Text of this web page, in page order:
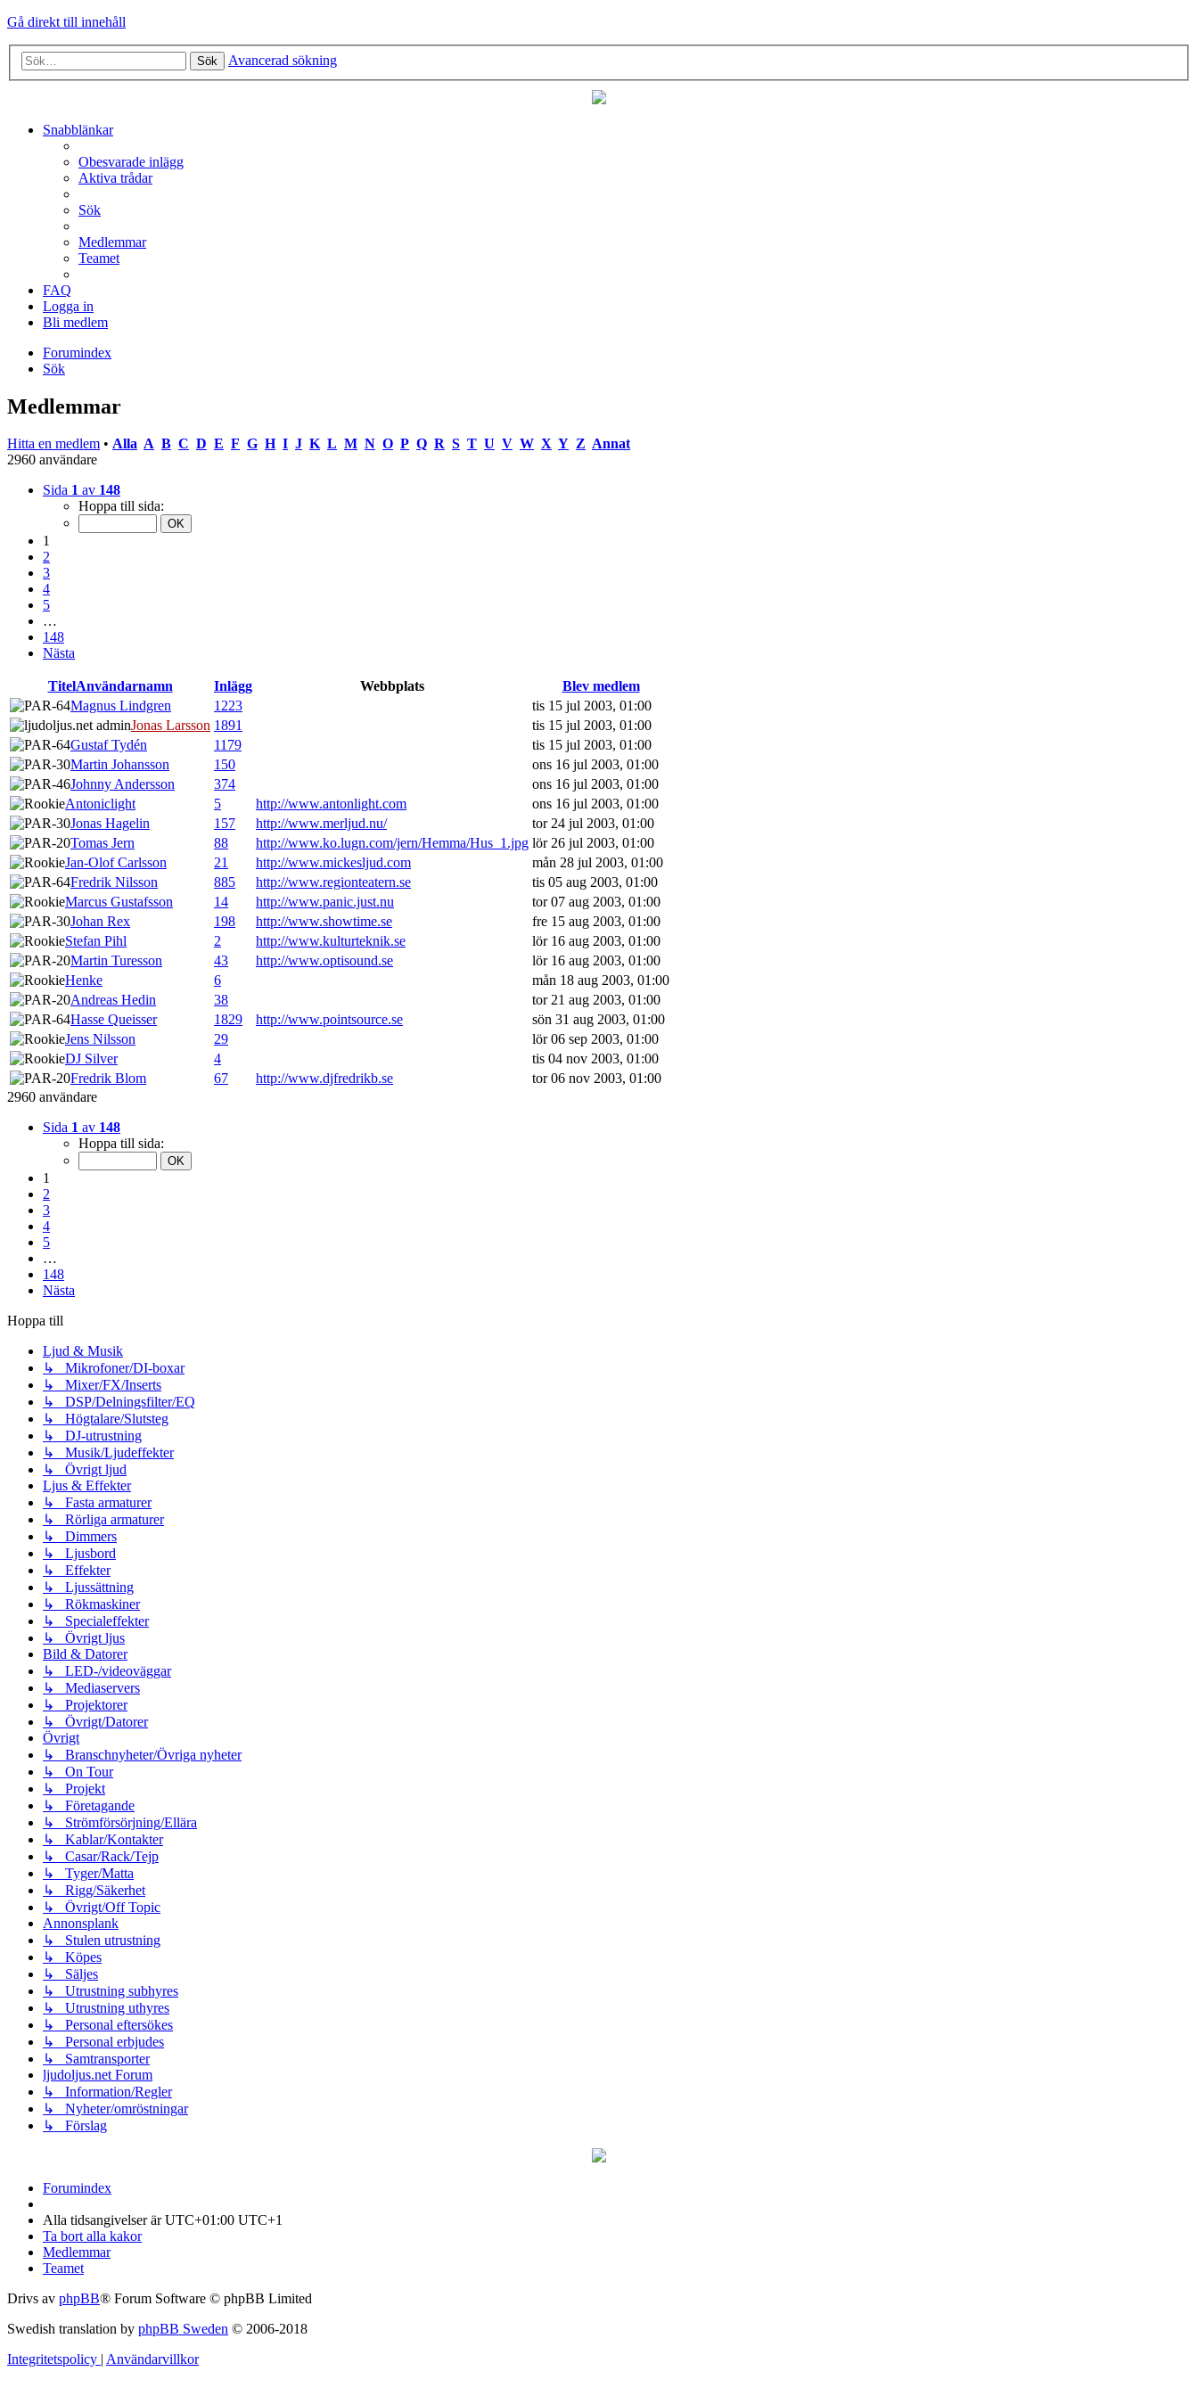
Gå direkt till innehåll
Sök Avancerad sökning
Snabblänkar
Obesvarade inlägg
Aktiva trådar
Sök
Medlemmar
Teamet
FAQ
Logga in
Bli medlem
Forumindex
Sök
Medlemmar
Hitta en medlem • Alla A B C D E F G H I J K L M N O P Q R S T U V W X Y Z Annat
2960 användare
Sida 1 av 148
Hoppa till sida:
1
2
3
4
5
…
148
Nästa
TitelAnvändarnamn Inlägg Webbplats
Blev medlem
Magnus Lindgren
1223
tis 15 jul 2003, 01:00
Jonas Larsson 1891
tis 15 jul 2003, 01:00
Gustaf Tydén
1179
tis 15 jul 2003, 01:00
Martin Johansson
150
ons 16 jul 2003, 01:00
Johnny Andersson
374
ons 16 jul 2003, 01:00
Antoniclight
5 http://www.antonlight.com
ons 16 jul 2003, 01:00
Jonas Hagelin
157 http://www.merljud.nu/
tor 24 jul 2003, 01:00
Tomas Jern
88 http://www.ko.lugn.com/jern/Hemma/Hus_1.jpg lör 26 jul 2003, 01:00
Jan-Olof Carlsson
21 http://www.mickesljud.com
mån 28 jul 2003, 01:00
Fredrik Nilsson
885 http://www.regionteatern.se
tis 05 aug 2003, 01:00
Marcus Gustafsson
14 http://www.panic.just.nu
tor 07 aug 2003, 01:00
Johan Rex
198 http://www.showtime.se
fre 15 aug 2003, 01:00
Stefan Pihl
2 http://www.kulturteknik.se
lör 16 aug 2003, 01:00
Martin Turesson
43 http://www.optisound.se
lör 16 aug 2003, 01:00
Henke
6
mån 18 aug 2003, 01:00
Andreas Hedin
38
tor 21 aug 2003, 01:00
Hasse Queisser
1829 http://www.pointsource.se
sön 31 aug 2003, 01:00
Jens Nilsson
29
lör 06 sep 2003, 01:00
DJ Silver
4
tis 04 nov 2003, 01:00
Fredrik Blom
67 http://www.djfredrikb.se
tor 06 nov 2003, 01:00
2960 användare
Sida 1 av 148
Hoppa till sida:
1
2
3
4
5
…
148
Nästa
Hoppa till
Ljud & Musik
↳ Mikrofoner/DI-boxar
↳ Mixer/FX/Inserts
↳ DSP/Delningsfilter/EQ
↳ Högtalare/Slutsteg
↳ DJ-utrustning
↳ Musik/Ljudeffekter
↳ Övrigt ljud
Ljus & Effekter
↳ Fasta armaturer
↳ Rörliga armaturer
↳ Dimmers
↳ Ljusbord
↳ Effekter
↳ Ljussättning
↳ Rökmaskiner
↳ Specialeffekter
↳ Övrigt ljus
Bild & Datorer
↳ LED-/videoväggar
↳ Mediaservers
↳ Projektorer
↳ Övrigt/Datorer
Övrigt
↳ Branschnyheter/Övriga nyheter
↳ On Tour
↳ Projekt
↳ Företagande
↳ Strömförsörjning/Ellära
↳ Kablar/Kontakter
↳ Casar/Rack/Tejp
↳ Tyger/Matta
↳ Rigg/Säkerhet
↳ Övrigt/Off Topic
Annonsplank
↳ Stulen utrustning
↳ Köpes
↳ Säljes
↳ Utrustning subhyres
↳ Utrustning uthyres
↳ Personal eftersökes
↳ Personal erbjudes
↳ Samtransporter
ljudoljus.net Forum
↳ Information/Regler
↳ Nyheter/omröstningar
↳ Förslag
Forumindex
Alla tidsangivelser är UTC+01:00 UTC+1
Ta bort alla kakor
Medlemmar
Teamet
Drivs av phpBB® Forum Software © phpBB Limited
Swedish translation by phpBB Sweden © 2006-2018
Integritetspolicy | Användarvillkor